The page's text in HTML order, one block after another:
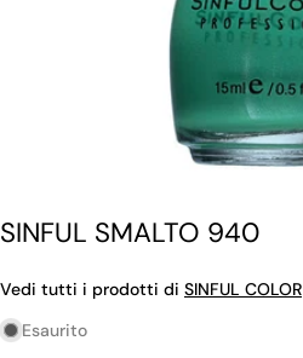
SINFUL SMALTO 940
Vedi tutti i prodotti di SINFUL COLOR
Esaurito